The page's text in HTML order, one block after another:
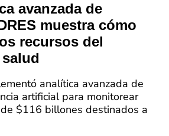
avanzada de
muestra cómo
recursos del
analítica avanzada de
artificial para monitorear
$116 billones destinados a